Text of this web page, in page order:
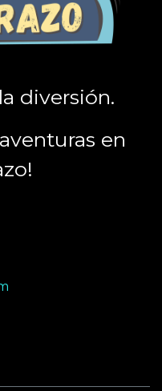
diversión.
en